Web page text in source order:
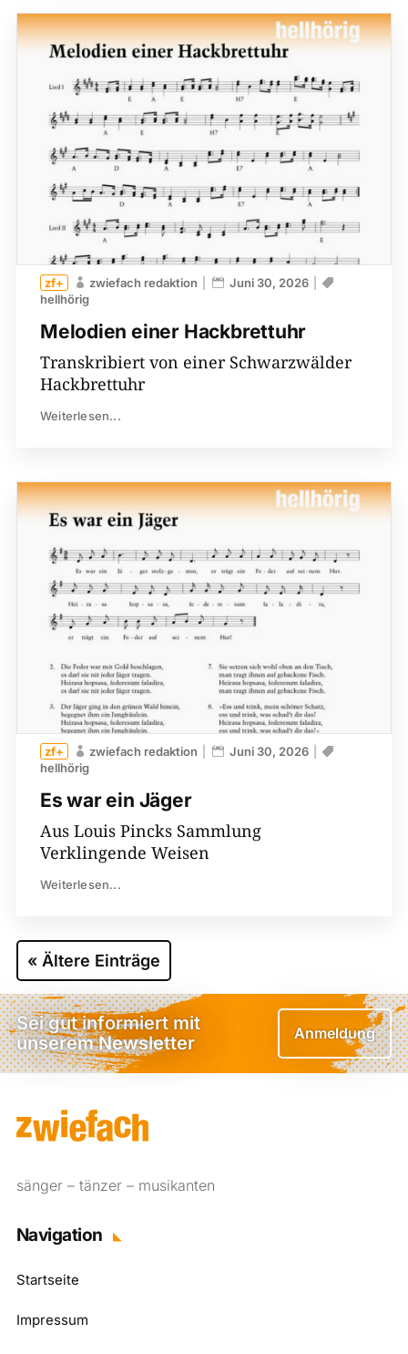
Melodien einer Hackbrettuhr
zwiefach redaktion
Juni 30, 2026
hellhörig
Transkribiert von einer Schwarzwälder
Hackbrettuhr
Weiterlesen...
Es war ein Jäger
zwiefach redaktion
Juni 30, 2026
hellhörig
Aus Louis Pincks Sammlung
Verklingende Weisen
Weiterlesen...
« Ältere Einträge
Sei gut informiert mit
unserem Newsletter
Anmeldung
sänger – tänzer – musikanten
Navigation
Startseite
Impressum